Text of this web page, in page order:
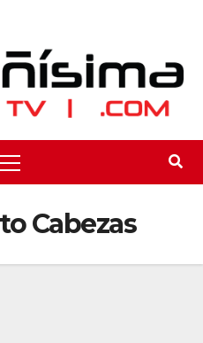
Cabezas